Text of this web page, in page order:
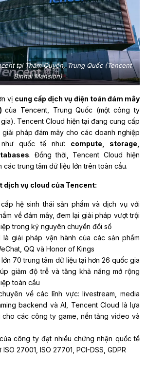
tại Thâm Quyên, Trung Quốc (Tencent
Binhai Mansion)
vị cung cấp dịch vụ điện toán đám mây
của Tencent, Trung Quốc (một công ty
Tencent Cloud hiện tại đang cung cấp
pháp đám mây cho các doanh nghiệp
quốc tế như: compute, storage,
. Đồng thời, Tencent Cloud hiện
các trung tâm dữ liệu lớn trên toàn cầu.
dịch vụ cloud của Tencent:
hệ sinh thái sản phẩm và dịch vụ với
về đám mây, đem lại giải pháp vượt trội
trong kỷ nguyên chuyển đổi số
là giải pháp vận hành của các sản phẩm
QQ và Honor of Kings
70 trung tâm dữ liệu tại hơn 26 quốc gia
giảm độ trễ và tăng khả năng mở rộng
toàn cầu
về các lĩnh vực: livestream, media
backend và AI, Tencent Cloud là lựa
cho các công ty game, nền tảng video và
công ty đạt nhiều chứng nhận quốc tế
27001, ISO 27701, PCI-DSS, GDPR